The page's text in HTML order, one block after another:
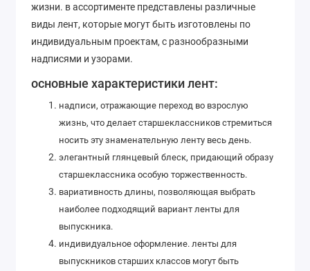
жизни. в ассортименте представлены различные
виды лент, которые могут быть изготовлены по
индивидуальным проектам, с разнообразными
надписями и узорами.
основные характеристики лент:
надписи, отражающие переход во взрослую
жизнь, что делает старшеклассников стремиться
носить эту знаменательную ленту весь день.
элегантный глянцевый блеск, придающий образу
старшеклассника особую торжественность.
вариативность длины, позволяющая выбрать
наиболее подходящий вариант ленты для
выпускника.
индивидуальное оформление. ленты для
выпускников старших классов могут быть